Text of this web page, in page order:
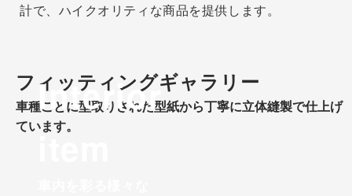
計で、ハイクオリティな商品を提供します。
フィッティングギャラリー
車種ごとに型取りされた型紙から丁寧に立体縫製で仕上げ
ています。
Interior
item